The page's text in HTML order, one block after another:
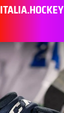
ITALIA.HOCKEY